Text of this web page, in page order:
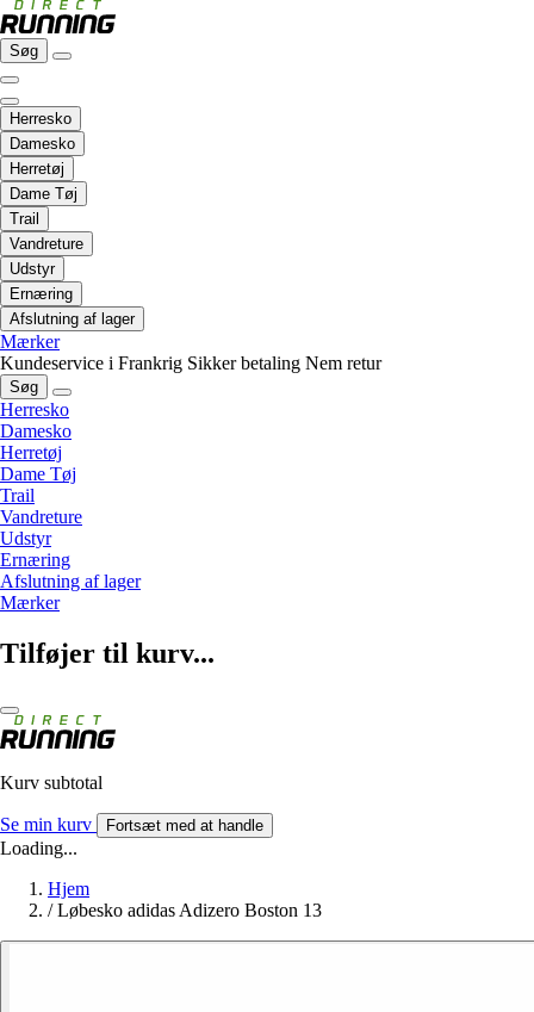
Søg
Herresko
Damesko
Herretøj
Dame Tøj
Trail
Vandreture
Udstyr
Ernæring
Afslutning af lager
Mærker
Kundeservice i Frankrig Sikker betaling Nem retur
Søg
Herresko
Damesko
Herretøj
Dame Tøj
Trail
Vandreture
Udstyr
Ernæring
Afslutning af lager
Mærker
Tilføjer til kurv...
Kurv subtotal
Se min kurv Fortsæt med at handle
Loading...
Hjem
/ Løbesko adidas Adizero Boston 13